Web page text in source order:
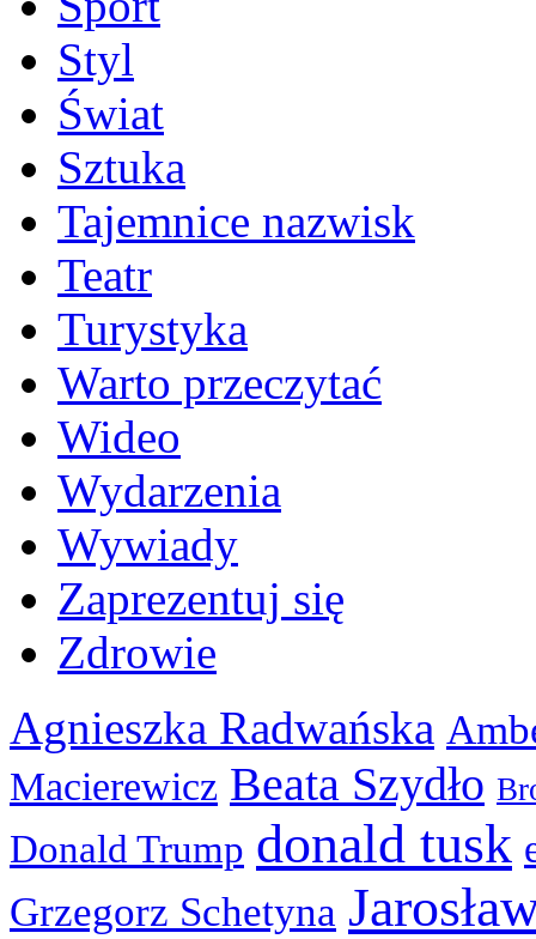
Styl
Świat
Sztuka
Tajemnice nazwisk
Teatr
Turystyka
Warto przeczytać
Wideo
Wydarzenia
Wywiady
Zaprezentuj się
Zdrowie
Agnieszka Radwańska
Macierewicz Beata Szydło
Donald Trump donald tusk
Grzegorz Schetyna